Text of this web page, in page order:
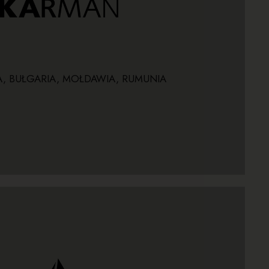
BUŁGARIA, MOŁDAWIA, RUMUNIA
KARMAN
czy zewnętrzne, oświetlenie dekoracyjne
STRONA PRODUCENTA